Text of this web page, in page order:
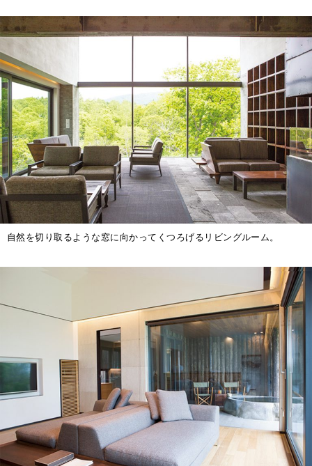
自然を切り取るような窓に向かってくつろげるリビングルーム。